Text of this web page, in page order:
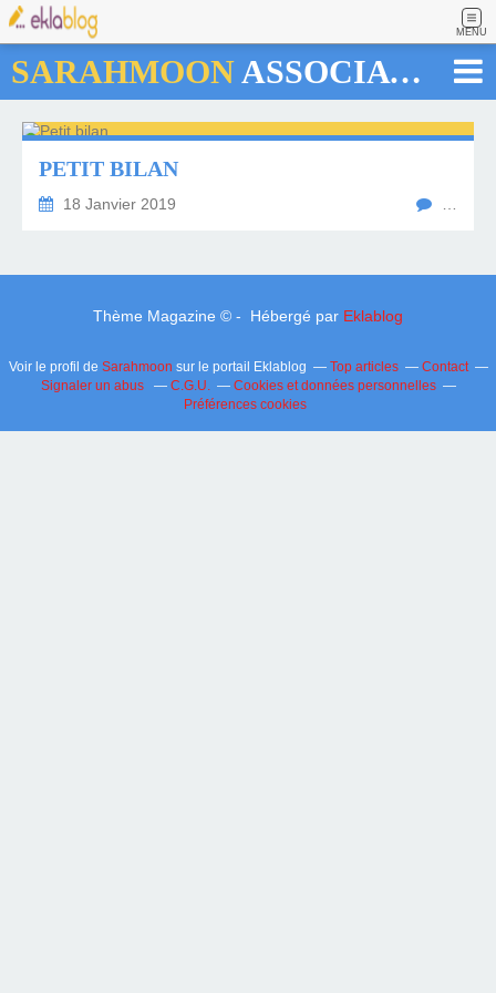
MENU
SARAHMOON ASSOCIATION
PETIT BILAN
18 Janvier 2019
Thème Magazine © - Hébergé par Eklablog
Voir le profil de Sarahmoon sur le portail Eklablog Top articles
Contact
Signaler un abus
C.G.U.
Cookies et données personnelles
Préférences cookies